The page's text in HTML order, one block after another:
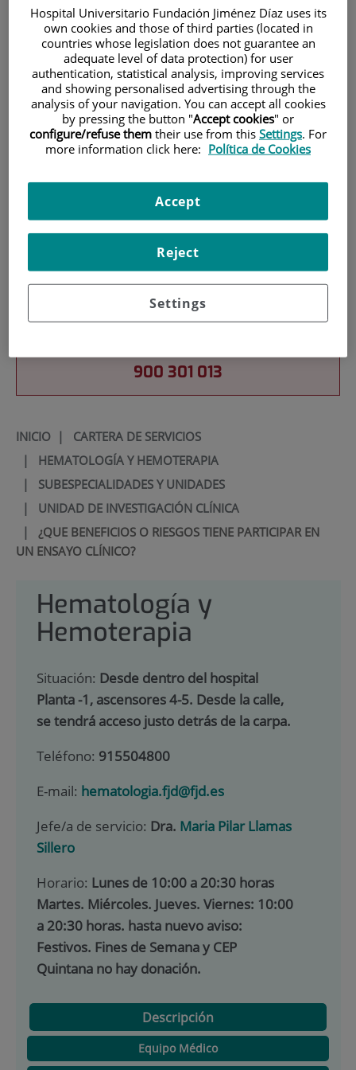
Investigación
Docencia
900 301 013
INICIO| CARTERA DE SERVICIOS
| HEMATOLOGÍA Y HEMOTERAPIA
| SUBESPECIALIDADES Y UNIDADES
| UNIDAD DE INVESTIGACIÓN CLÍNICA
| ¿QUE BENEFICIOS O RIESGOS TIENE PARTICIPAR EN
UN ENSAYO CLÍNICO?
Hematología y
Hemoterapia
Situación: Desde dentro del hospital
Planta -1, ascensores 4-5. Desde la calle,
se tendrá acceso justo detrás de la carpa.
Teléfono: 915504800
E-mail: hematologia.fjd@fjd.es
Jefe/a de servicio: Dra. Maria Pilar Llamas
Sillero
Horario: Lunes de 10:00 a 20:30 horas
Martes. Miércoles. Jueves. Viernes: 10:00
a 20:30 horas. hasta nuevo aviso:
Festivos. Fines de Semana y CEP
Quintana no hay donación.
Descripción
Equipo Médico
Hospital Universitario Fundación Jiménez Díaz uses its
own cookies and those of third parties (located in
countries whose legislation does not guarantee an
adequate level of data protection) for user
authentication, statistical analysis, improving services
and showing personalised advertising through the
analysis of your navigation. You can accept all cookies
by pressing the button "Accept cookies" or
configure/refuse them their use from this Settings. For
more information click here: Política de Cookies
Settings
Reject
Accept